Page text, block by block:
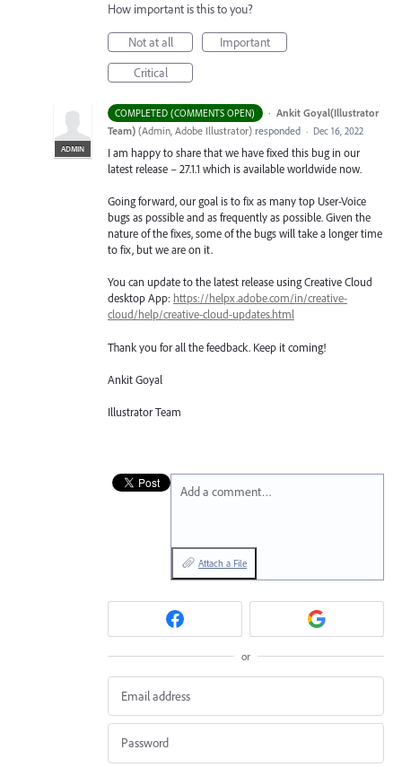
How important is this to you?
Not at all
Important
Critical
COMPLETED (COMMENTS OPEN) ·
ADMIN
Ankit Goyal(Illustrator
Team) (Admin, Adobe Illustrator) responded · Dec 16, 2022
I am happy to share that we have fixed this bug in our
latest release – 27.1.1 which is available worldwide now.
Going forward, our goal is to fix as many top User-Voice
bugs as possible and as frequently as possible. Given the
nature of the fixes, some of the bugs will take a longer time
to fix, but we are on it.
You can update to the latest release using Creative Cloud
desktop App: https://helpx.adobe.com/in/creative-
cloud/help/creative-cloud-updates.html
Thank you for all the feedback. Keep it coming!
Ankit Goyal
Illustrator Team
Add a comment…
Attach a File
or